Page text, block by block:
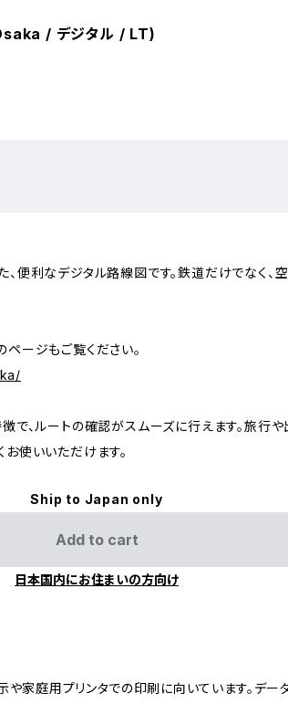
/ デジタル / LT)
便利なデジタル路線図です。鉄道だけでなく、
ージもご覧ください。
で、ルートの確認がスムーズに行えます。旅行
使いいただけます。
Ship to Japan only
Add to cart
日本国内にお住まいの方向け
や家庭用プリンタでの印刷に向いています。デ